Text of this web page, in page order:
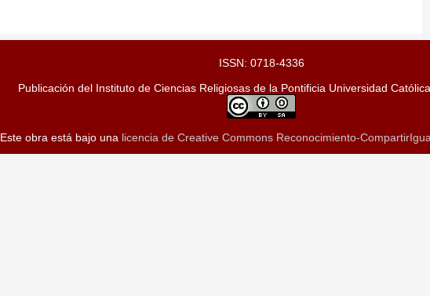
ISSN: 0718-4336
Publicación del Instituto de Ciencias Religiosas de la Pontificia Universidad
Este obra está bajo una licencia de Creative Commons Reconocimiento-